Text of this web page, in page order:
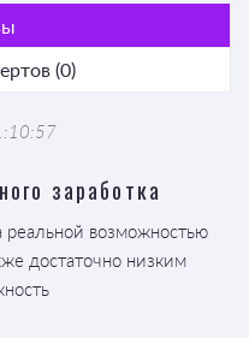
(0)
заработка
возможностью
достаточно низким